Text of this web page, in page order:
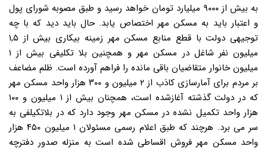
به بیش از ۹۰۰۰ میلیارد تومان خواهد رسید و طبق مصوبه شورای پول
و اعتبار باید به مسکن مهر اختصاص یابد. حال باید دید که با چه
توجیهی دولت با قطع منابع مسکن مهر زمینه بیکاری بیش از ۱,۵
میلیون نفر شاغل در مسکن مهر و همچنین بلا تکلیفی بیش از ۱
میلیون خانوار متقاضیان باقی مانده را فراهم آورده است. ظلم مضاعف
بر مردم برای آمارسازی کاذب از ۲ میلیون و ۳۰۰ هزار واحد مسکن مهر
که در دولت گذشته آغازشده است، همچنان بیش از ۱ میلیون و ۱۰۰
هزار واحد تکمیل نشده در مسکن مهر وجود دارد که در بلاتکیلفی به
سر می برد. هرچند که طبق اعلام رسمی مسئولان ۱ میلیون ۴۵۰ هزار
واحد مسکن مهر فروش اقساطی شده است به منزله صدور دفترچه